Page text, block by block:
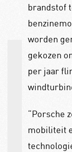
brandstof
worden
gekozen
per jaar
“Porsche
mobiliteit